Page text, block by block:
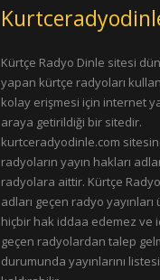
Kürtçe Radyo Dinle sitesi
yapan kürtçe radyoları
kolay erişmesi için internet
araya getirildiği bir sitedir.
kurtceradyodinle.com
radyoların yayın hakları
radyolara aittir. Kürtçe
adları geçen radyo
hiçbir hak iddaa edemez ve
geçen radyolardan talep
durumunda yayınlarını